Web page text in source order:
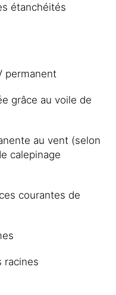
étanchéités
permanent
grâce au voile de
au vent (selon
calepinage
courantes de
racines